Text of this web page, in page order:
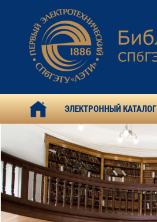
ЭЛЕКТРОННЫЙ КАТАЛОГ